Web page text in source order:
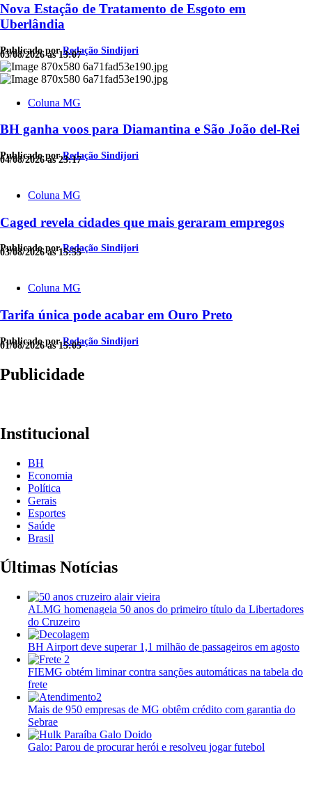
Nova Estação de Tratamento de Esgoto em
Uberlândia
Publicado porRedação Sindijori
05/08/2026 às 13:07
Coluna MG
BH ganha voos para Diamantina e São João del-Rei
Publicado porRedação Sindijori
04/08/2026 às 23:17
Coluna MG
Caged revela cidades que mais geraram empregos
Publicado porRedação Sindijori
03/08/2026 às 15:55
Coluna MG
Tarifa única pode acabar em Ouro Preto
Publicado porRedação Sindijori
01/08/2026 às 15:05
Publicidade
Institucional
BH
Economia
Política
Gerais
Esportes
Saúde
Brasil
Últimas Notícias
ALMG homenageia 50 anos do primeiro título da Libertadores
do Cruzeiro
BH Airport deve superar 1,1 milhão de passageiros em agosto
FIEMG obtém liminar contra sanções automáticas na tabela do
frete
Mais de 950 empresas de MG obtêm crédito com garantia do
Sebrae
Galo: Parou de procurar herói e resolveu jogar futebol